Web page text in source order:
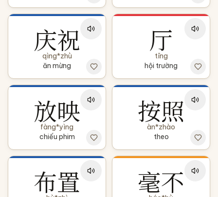
庆祝
qìng*zhù
ăn mừng
厅
tīng
hội trường
放映
fàng*yìng
chiếu phim
按照
àn*zhào
theo
布置 毫不